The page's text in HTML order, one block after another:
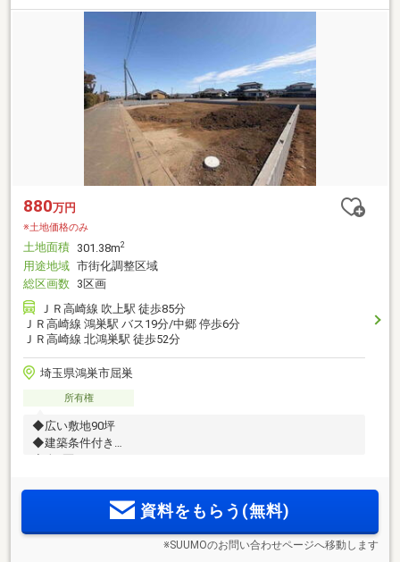
880万円
※土地価格のみ
土地面積 301.38m2
用途地域 市街化調整区域
総区画数 3区画
ＪＲ高崎線 吹上駅 徒歩85分
ＪＲ高崎線 鴻巣駅 バス19分/中郷 停歩6分
ＪＲ高崎線 北鴻巣駅 徒歩52分
埼玉県鴻巣市屈巣
所有権
◆広い敷地90坪
◆建築条件付き
資料をもらう(無料)
※SUUMOのお問い合わせページへ移動します